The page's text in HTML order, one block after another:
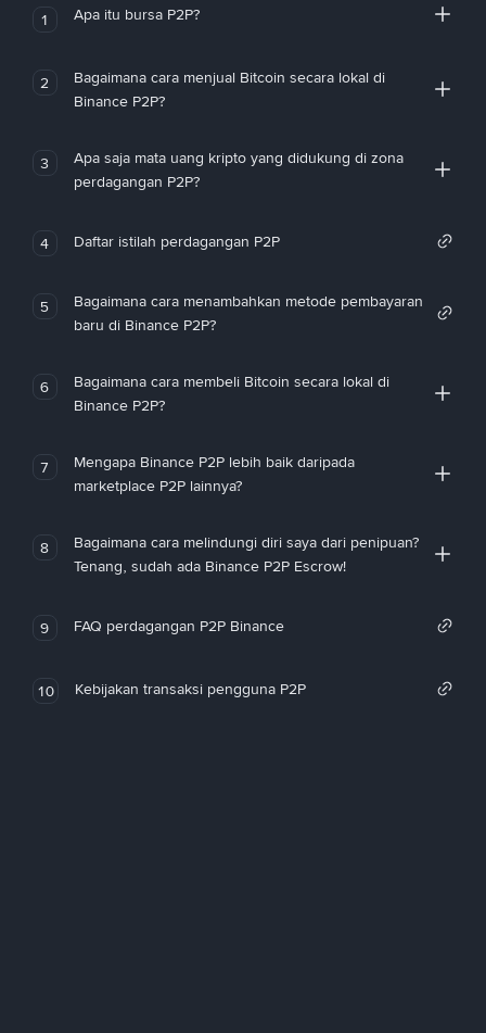
1 Apa itu bursa P2P?
2
Bagaimana cara menjual Bitcoin secara lokal di
Binance P2P?
3
Apa saja mata uang kripto yang didukung di zona
perdagangan P2P?
4 Daftar istilah perdagangan P2P
5
Bagaimana cara menambahkan metode pembayaran
baru di Binance P2P?
6
Bagaimana cara membeli Bitcoin secara lokal di
Binance P2P?
7
Mengapa Binance P2P lebih baik daripada
marketplace P2P lainnya?
8
Bagaimana cara melindungi diri saya dari penipuan?
Tenang, sudah ada Binance P2P Escrow!
9 FAQ perdagangan P2P Binance
10 Kebijakan transaksi pengguna P2P